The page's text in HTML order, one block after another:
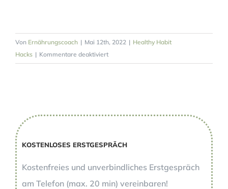
Von Ernährungscoach | Mai 12th, 2022 | Healthy Habit
Hacks | Kommentare deaktiviertfür
#
Hacks
Work
celebrate
KOSTENLOSES ERSTGESPRÄCH
Kostenfreies und unverbindliches Erstgespräch
am Telefon (max. 20 min) vereinbaren!